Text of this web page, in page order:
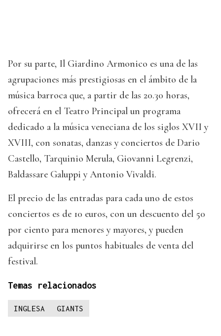
Por su parte, Il Giardino Armonico es una de las
agrupaciones más prestigiosas en el ámbito de la
música barroca que, a partir de las 20.30 horas,
ofrecerá en el Teatro Principal un programa
dedicado a la música veneciana de los siglos XVII y
XVIII, con sonatas, danzas y conciertos de Dario
Castello, Tarquinio Merula, Giovanni Legrenzi,
Baldassare Galuppi y Antonio Vivaldi.
El precio de las entradas para cada uno de estos
conciertos es de 10 euros, con un descuento del 50
por ciento para menores y mayores, y pueden
adquirirse en los puntos habituales de venta del
festival.
Temas relacionados
INGLESA GIANTS